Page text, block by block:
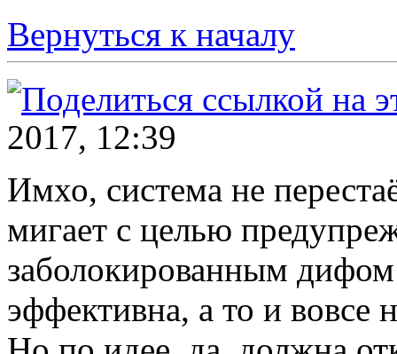
Вернуться к началу
2017, 12:39
Имхо, система не
мигает с целью
заболокированным
эффективна, а то и вовсе